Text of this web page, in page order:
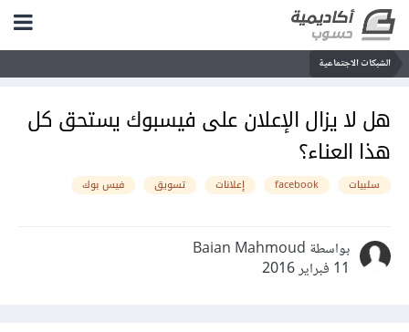
الشبكات الاجتماعية
هل لا يزال الإعلان على فيسبوك يستحق كل
هذا العناء؟
سلبيات facebook إعلانات تسويق فيس بوك
بواسطة Baian Mahmoud
11 فبراير 2016